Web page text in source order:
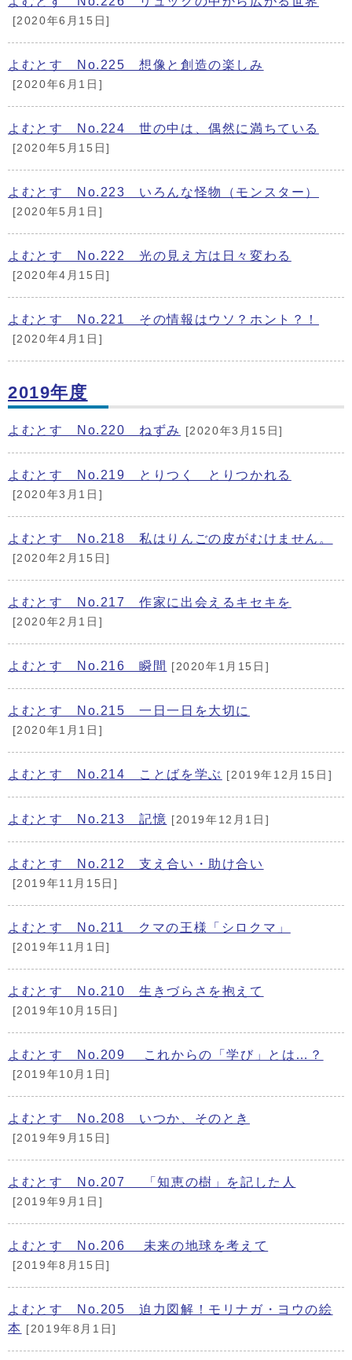
[2020年6月15日]
よむとす No.225 想像と創造の楽しみ
[2020年6月1日]
よむとす No.224 世の中は、偶然に満ちている
[2020年5月15日]
よむとす No.223 いろんな怪物（モンスター）
[2020年5月1日]
よむとす No.222 光の見え方は日々変わる
[2020年4月15日]
よむとす No.221 その情報はウソ？ホント？！
[2020年4月1日]
2019年度
よむとす No.220 ねずみ [2020年3月15日]
よむとす No.219 とりつく とりつかれる
[2020年3月1日]
よむとす No.218 私はりんごの皮がむけません。
[2020年2月15日]
よむとす No.217 作家に出会えるキセキを
[2020年2月1日]
よむとす No.216 瞬間 [2020年1月15日]
よむとす No.215 一日一日を大切に
[2020年1月1日]
よむとす No.214 ことばを学ぶ [2019年12月15日]
よむとす No.213 記憶 [2019年12月1日]
よむとす No.212 支え合い・助け合い
[2019年11月15日]
よむとす No.211 クマの王様「シロクマ」
[2019年11月1日]
よむとす No.210 生きづらさを抱えて
[2019年10月15日]
よむとす No.209 これからの「学び」とは…？
[2019年10月1日]
よむとす No.208 いつか、そのとき
[2019年9月15日]
よむとす No.207 「知恵の樹」を記した人
[2019年9月1日]
よむとす No.206 未来の地球を考えて
[2019年8月15日]
よむとす No.205 迫力図解！モリナガ・ヨウの絵
本
[2019年8月1日]